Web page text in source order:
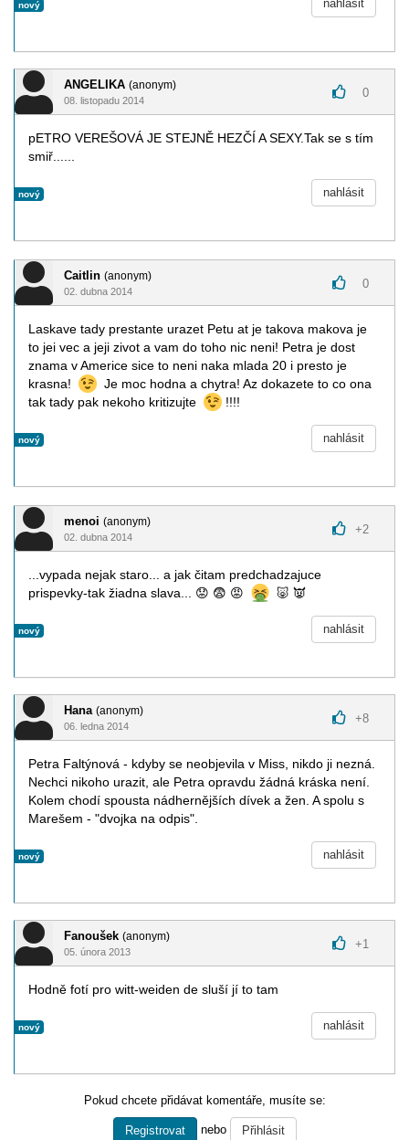
nový nahlásit
ANGELIKA (anonym)
08. listopadu 2014
0
pETRO VEREŠOVÁ JE STEJNĚ HEZČÍ A SEXY.Tak se s tím
smiř......
nový nahlásit
Caitlin (anonym)
02. dubna 2014
0
Laskave tady prestante urazet Petu at je takova makova je
to jei vec a jeji zivot a vam do toho nic neni! Petra je dost
znama v Americe sice to neni naka mlada 20 i presto je
krasna!
Je moc hodna a chytra! Az dokazete to co ona
tak tady pak nekoho kritizujte
!!!!
nový nahlásit
menoi (anonym)
02. dubna 2014
+2
...vypada nejak staro... a jak čitam predchadzajuce
prispevky-tak žiadna slava... 😟 😨 😡 🐷 👿
nový nahlásit
Hana (anonym)
06. ledna 2014
+8
Petra Faltýnová - kdyby se neobjevila v Miss, nikdo ji nezná.
Nechci nikoho urazit, ale Petra opravdu žádná kráska není.
Kolem chodí spousta nádhernějších dívek a žen. A spolu s
Marešem - "dvojka na odpis".
nový nahlásit
Fanoušek (anonym)
05. února 2013
+1
Hodně fotí pro witt-weiden de sluší jí to tam
nový nahlásit
Pokud chcete přidávat komentáře, musíte se:
Registrovat nebo Přihlásit